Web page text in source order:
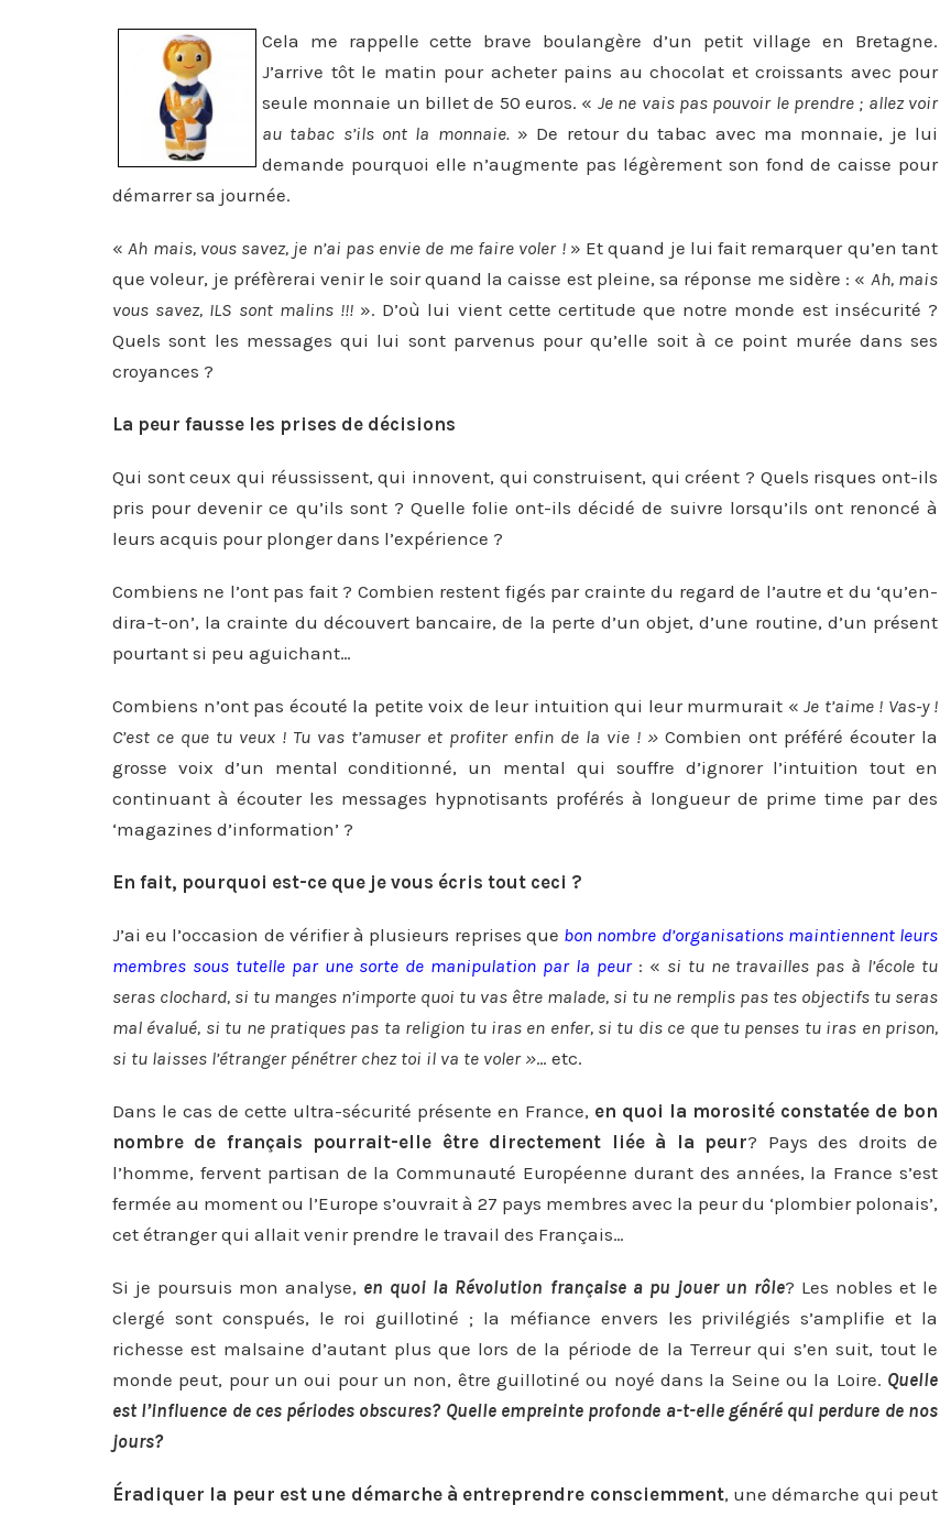
Cela me rappelle cette brave boulangère d’un petit village en Bretagne.
J’arrive tôt le matin pour acheter pains au chocolat et croissants avec pour
seule monnaie un billet de 50 euros. « Je ne vais pas pouvoir le prendre ; allez voir
au tabac s’ils ont la monnaie.» De retour du tabac avec ma monnaie, je lui
demande pourquoi elle n’augmente pas légèrement son fond de caisse pour
démarrer sa journée.
«Ah mais, vous savez, je n’ai pas envie de me faire voler !» Et quand je lui fait remarquer qu’en tant
que voleur, je préfèrerai venir le soir quand la caisse est pleine, sa réponse me sidère : « Ah, mais
vous savez, ILS sont malins !!!». D’où lui vient cette certitude que notre monde est insécurité ?
Quels sont les messages qui lui sont parvenus pour qu’elle soit à ce point murée dans ses
croyances ?
La peur fausse les prises de décisions
Qui sont ceux qui réussissent, qui innovent, qui construisent, qui créent ? Quels risques ont-ils
pris pour devenir ce qu’ils sont ? Quelle folie ont-ils décidé de suivre lorsqu’ils ont renoncé à
leurs acquis pour plonger dans l’expérience ?
Combiens ne l’ont pas fait ? Combien restent figés par crainte du regard de l’autre et du ‘qu’en-
dira-t-on’, la crainte du découvert bancaire, de la perte d’un objet, d’une routine, d’un présent
pourtant si peu aguichant…
Combiens n’ont pas écouté la petite voix de leur intuition qui leur murmurait « Je t’aime ! Vas-y !
C’est ce que tu veux ! Tu vas t’amuser et profiter enfin de la vie ! » Combien ont préféré écouter la
grosse voix d’un mental conditionné, un mental qui souffre d’ignorer l’intuition tout en
continuant à écouter les messages hypnotisants proférés à longueur de prime time par des
‘magazines d’information’ ?
En fait, pourquoi est-ce que je vous écris tout ceci ?
J’ai eu l’occasion de vérifier à plusieurs reprises que bon nombre d’organisations maintiennent leurs
membres sous tutelle par une sorte de manipulation par la peur: « si tu ne travailles pas à l’école tu
seras clochard, si tu manges n’importe quoi tu vas être malade, si tu ne remplis pas tes objectifs tu seras
mal évalué, si tu ne pratiques pas ta religion tu iras en enfer, si tu dis ce que tu penses tu iras en prison,
si tu laisses l’étranger pénétrer chez toi il va te voler »… etc.
Dans le cas de cette ultra-sécurité présente en France, en quoi la morosité constatée de bon
nombre de français pourrait-elle être directement liée à la peur? Pays des droits de
l’homme, fervent partisan de la Communauté Européenne durant des années, la France s’est
fermée au moment ou l’Europe s’ouvrait à 27 pays membres avec la peur du ‘plombier polonais’,
cet étranger qui allait venir prendre le travail des Français…
Si je poursuis mon analyse, en quoi la Révolution française a pu jouer un rôle? Les nobles et le
clergé sont conspués, le roi guillotiné ; la méfiance envers les privilégiés s’amplifie et la
richesse est malsaine d’autant plus que lors de la période de la Terreur qui s’en suit, tout le
monde peut, pour un oui pour un non, être guillotiné ou noyé dans la Seine ou la Loire. Quelle
est l’influence de ces périodes obscures? Quelle empreinte profonde a-t-elle généré qui perdure de nos
jours?
Éradiquer la peur est une démarche à entreprendre consciemment, une démarche qui peut